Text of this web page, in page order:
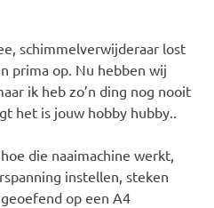
schimmelverwijderaar lost
prima op. Nu hebben wij
ik heb zo’n ding nog nooit
het is jouw hobby hubby..
die naaimachine werkt,
instellen, steken
op een A4